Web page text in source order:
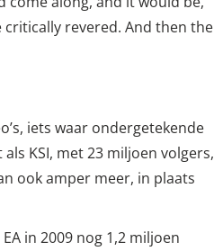
revered. And then the
iets waar ondergetekende
KSI, met 23 miljoen volgers,
ook amper meer, in plaats
in 2009 nog 1,2 miljoen